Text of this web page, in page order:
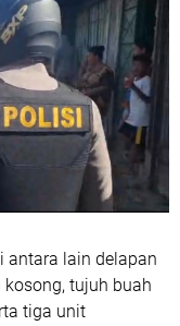
antara lain delapan
tujuh buah
tiga unit